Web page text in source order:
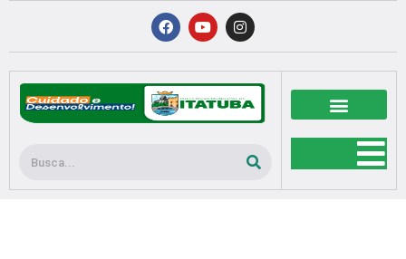
conteúdo
F
a
c
b
o
o
k
Y
o
u
u
b
e
I
n
s
a
g
r
a
Pesquisar